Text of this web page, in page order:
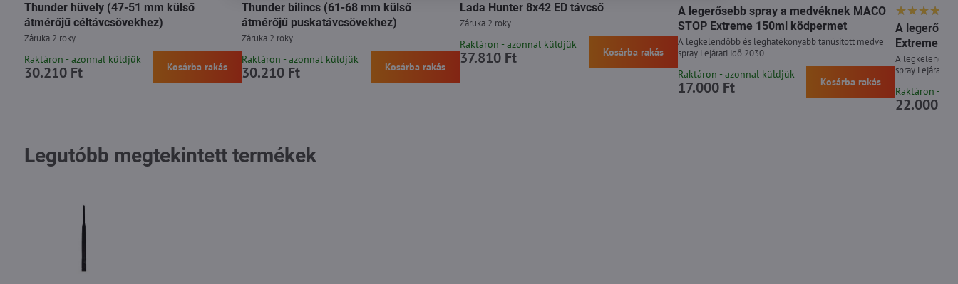
Thunder hüvely (47-51 mm külső
átmérőjű céltávcsövekhez)
Záruka 2 roky
Raktáron - azonnal küldjük
30.210 Ft Kosárba rakás
Thunder bilincs (61-68 mm külső
átmérőjű puskatávcsövekhez)
Záruka 2 roky
Raktáron - azonnal küldjük
30.210 Ft Kosárba rakás
Lada Hunter 8x42 ED távcső
Záruka 2 roky
Raktáron - azonnal küldjük
37.810 Ft Kosárba rakás
A legerősebb spray a medvéknek MACO
STOP Extreme 150ml ködpermet
A legkelendőbb és leghatékonyabb tanúsított medve
spray Lejárati idő 2030
Raktáron - azonnal küldjük
17.000 Ft Kosárba rakás
A
Extreme
A
spray Lejárati
Raktáron -
22.000 Ft
Legutóbb megtekintett termékek